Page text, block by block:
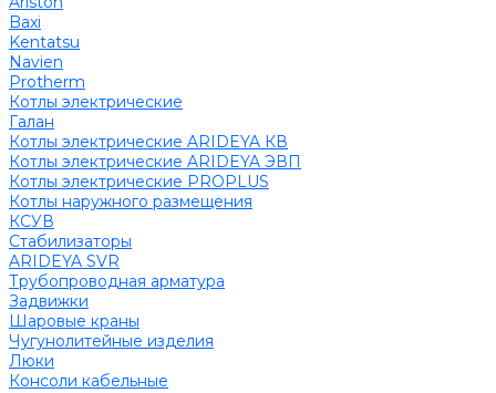
Baxi
Kentatsu
Navien
Protherm
Котлы электрические
Галан
Котлы электрические ARIDEYA КВ
Котлы электрические ARIDEYA ЭВП
Котлы электрические PROPLUS
Котлы наружного размещения
КСУВ
Стабилизаторы
ARIDEYA SVR
Трубопроводная арматура
Задвижки
Шаровые краны
Чугунолитейные изделия
Люки
Консоли кабельные